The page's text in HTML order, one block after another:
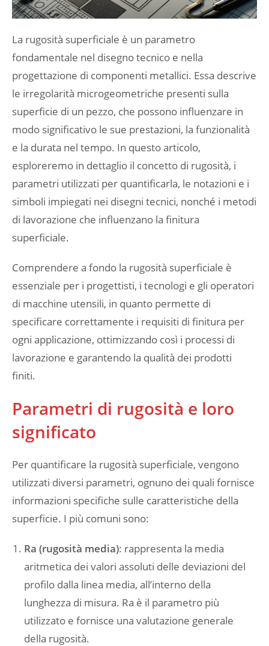
La rugosità superficiale è un parametro
fondamentale nel disegno tecnico e nella
progettazione di componenti metallici. Essa descrive
le irregolarità microgeometriche presenti sulla
superficie di un pezzo, che possono influenzare in
modo significativo le sue prestazioni, la funzionalità
e la durata nel tempo. In questo articolo,
esploreremo in dettaglio il concetto di rugosità, i
parametri utilizzati per quantificarla, le notazioni e i
simboli impiegati nei disegni tecnici, nonché i metodi
di lavorazione che influenzano la finitura
superficiale.
Comprendere a fondo la rugosità superficiale è
essenziale per i progettisti, i tecnologi e gli operatori
di macchine utensili, in quanto permette di
specificare correttamente i requisiti di finitura per
ogni applicazione, ottimizzando così i processi di
lavorazione e garantendo la qualità dei prodotti
finiti.
Parametri di rugosità e loro
significato
Per quantificare la rugosità superficiale, vengono
utilizzati diversi parametri, ognuno dei quali fornisce
informazioni specifiche sulle caratteristiche della
superficie. I più comuni sono:
Ra (rugosità media): rappresenta la media
aritmetica dei valori assoluti delle deviazioni del
profilo dalla linea media, all’interno della
lunghezza di misura. Ra è il parametro più
utilizzato e fornisce una valutazione generale
della rugosità.